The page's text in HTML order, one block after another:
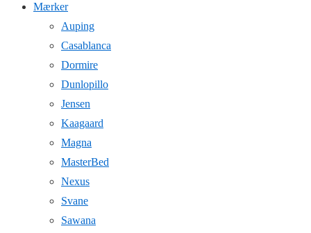
Mærker
Auping
Casablanca
Dormire
Dunlopillo
Jensen
Kaagaard
Magna
MasterBed
Nexus
Svane
Sawana